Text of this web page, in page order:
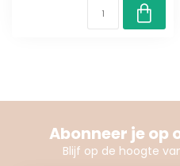
Abonneer je op
Blijf op de hoogte